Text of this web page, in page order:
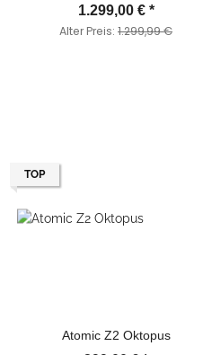
1.299,00 € *
Alter Preis: 1.299,99 €
TOP
Atomic Z2 Oktopus